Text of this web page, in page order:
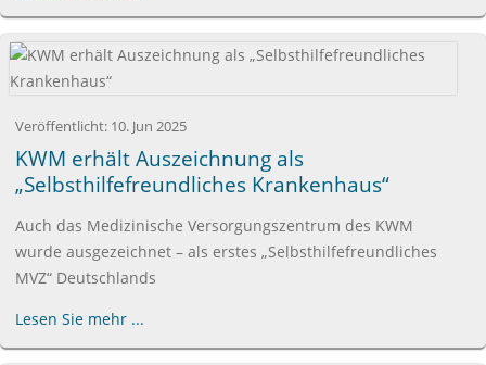
Veröffentlicht: 10. Jun 2025
KWM erhält Auszeichnung als
„Selbsthilfefreundliches Krankenhaus“
Auch das Medizinische Versorgungszentrum des KWM
wurde ausgezeichnet – als erstes „Selbsthilfefreundliches
MVZ“ Deutschlands
Lesen Sie mehr ...